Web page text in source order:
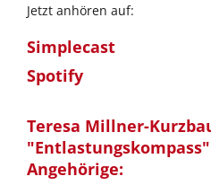
Jetzt anhören auf:
Simplecast
Spotify
Teresa Millner-
Angehörige: